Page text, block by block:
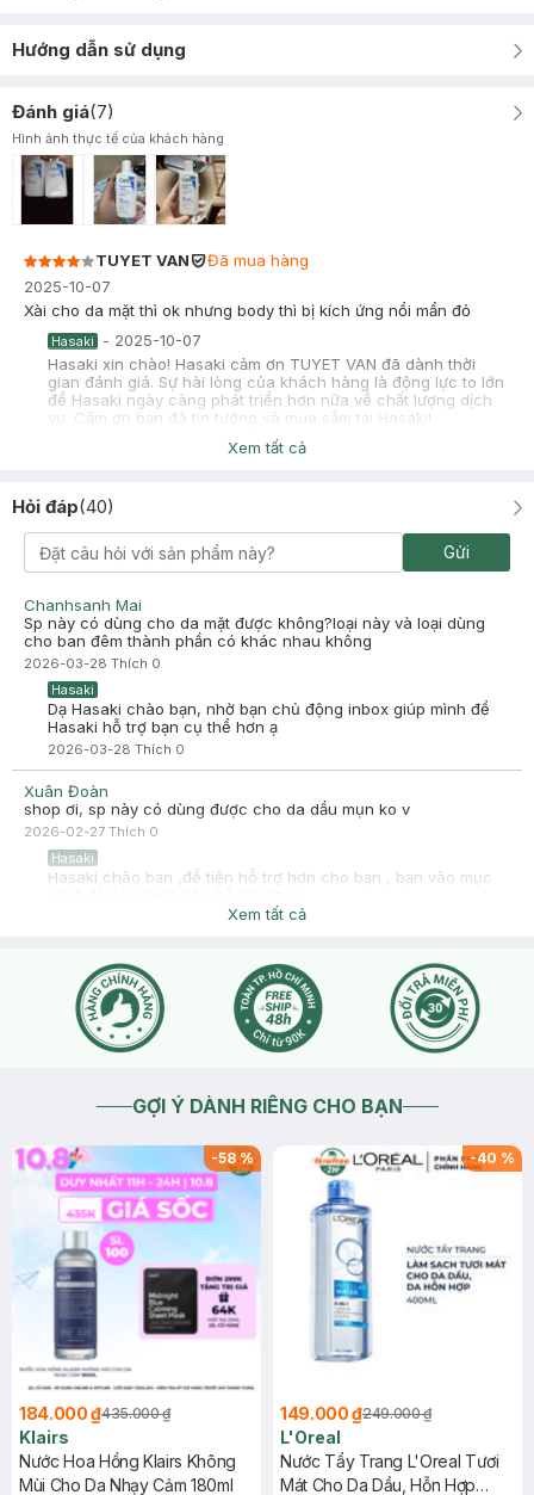
Hướng dẫn sử dụng
Đánh giá(7)
Hình ảnh thực tế của khách hàng
TUYET VAN
Đã mua hàng
2025-10-07
Xài cho da mặt thì ok nhưng body thì bị kích ứng nổi mẩn đỏ
Hasaki - 2025-10-07
Hasaki xin chào! Hasaki cảm ơn TUYET VAN đã dành thời
gian đánh giá. Sự hài lòng của khách hàng là động lực to lớn
để Hasaki ngày càng phát triển hơn nữa về chất lượng dịch
vụ. Cảm ơn bạn đã tin tưởng và mua sắm tại Hasaki!
Đã mua hàng
kem dạng sữa , dễ thấm , cấp ẩm tốt
Hasaki -2025-07-25
Hasaki xin chào! Hasaki cảm ơn Chi Chi đã dành thời gian
đánh giá. Sự hài lòng của khách hàng là động lực to lớn để
Cảm ơn bạn đã tin tưởng và mua sắm tại Hasaki!
Xem tất cả
Hỏi đáp(40)
Gửi
Chanhsanh Mai
Sp này có dùng cho da mặt được không?loại này và loại dùng
cho ban đêm thành phần có khác nhau không
2026-03-28 Thích 0
Hasaki
Dạ Hasaki chào bạn, nhờ bạn chủ động inbox giúp mình để
Hasaki hỗ trợ bạn cụ thể hơn ạ
2026-03-28 Thích 0
Xuân Đoàn
shop ơi, sp này có dùng được cho da dầu mụn ko v
2026-02-27 Thích 0
Hasaki
Hasaki chào bạn ,để tiện hỗ trợ hơn cho bạn , bạn vào mục
Xem tất cả
GỢI Ý DÀNH RIÊNG CHO BẠN
-58%
184.000 ₫435.000 ₫
Klairs
Nước Hoa Hồng Klairs Không
Mùi Cho Da Nhạy Cảm 180ml
-40 %
149.000 ₫249.000 ₫
L'Oreal
Nước Tẩy Trang L'Oreal Tươi
Mát Cho Da Dầu, Hỗn Hợp